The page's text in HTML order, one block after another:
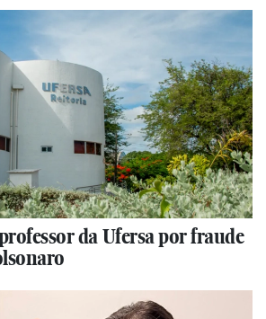
da Ufersa por fraude